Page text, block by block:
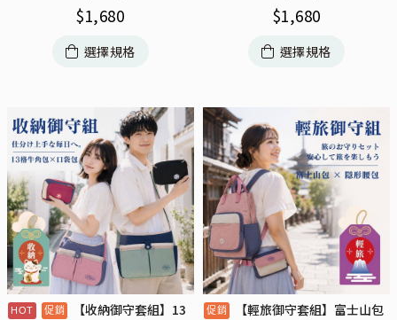
$1,680
選擇規格
$1,680
選擇規格
【收納御守套組】13
【輕旅御守套組】富士山包